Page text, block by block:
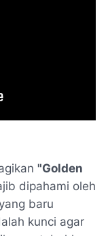
"Golden
dipahami oleh
baru
kunci agar